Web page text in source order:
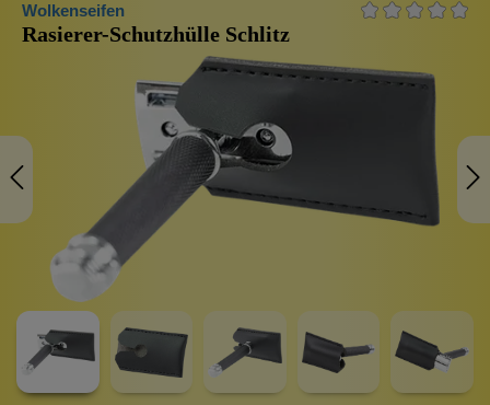
Wolkenseifen
Rasierer-Schutzhülle Schlitz